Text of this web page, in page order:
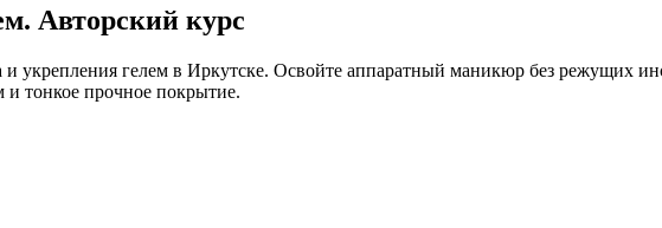
Авторский курс
гелем в Иркутске. Освойте аппаратный маникюр без режущих
и тонкое прочное покрытие.